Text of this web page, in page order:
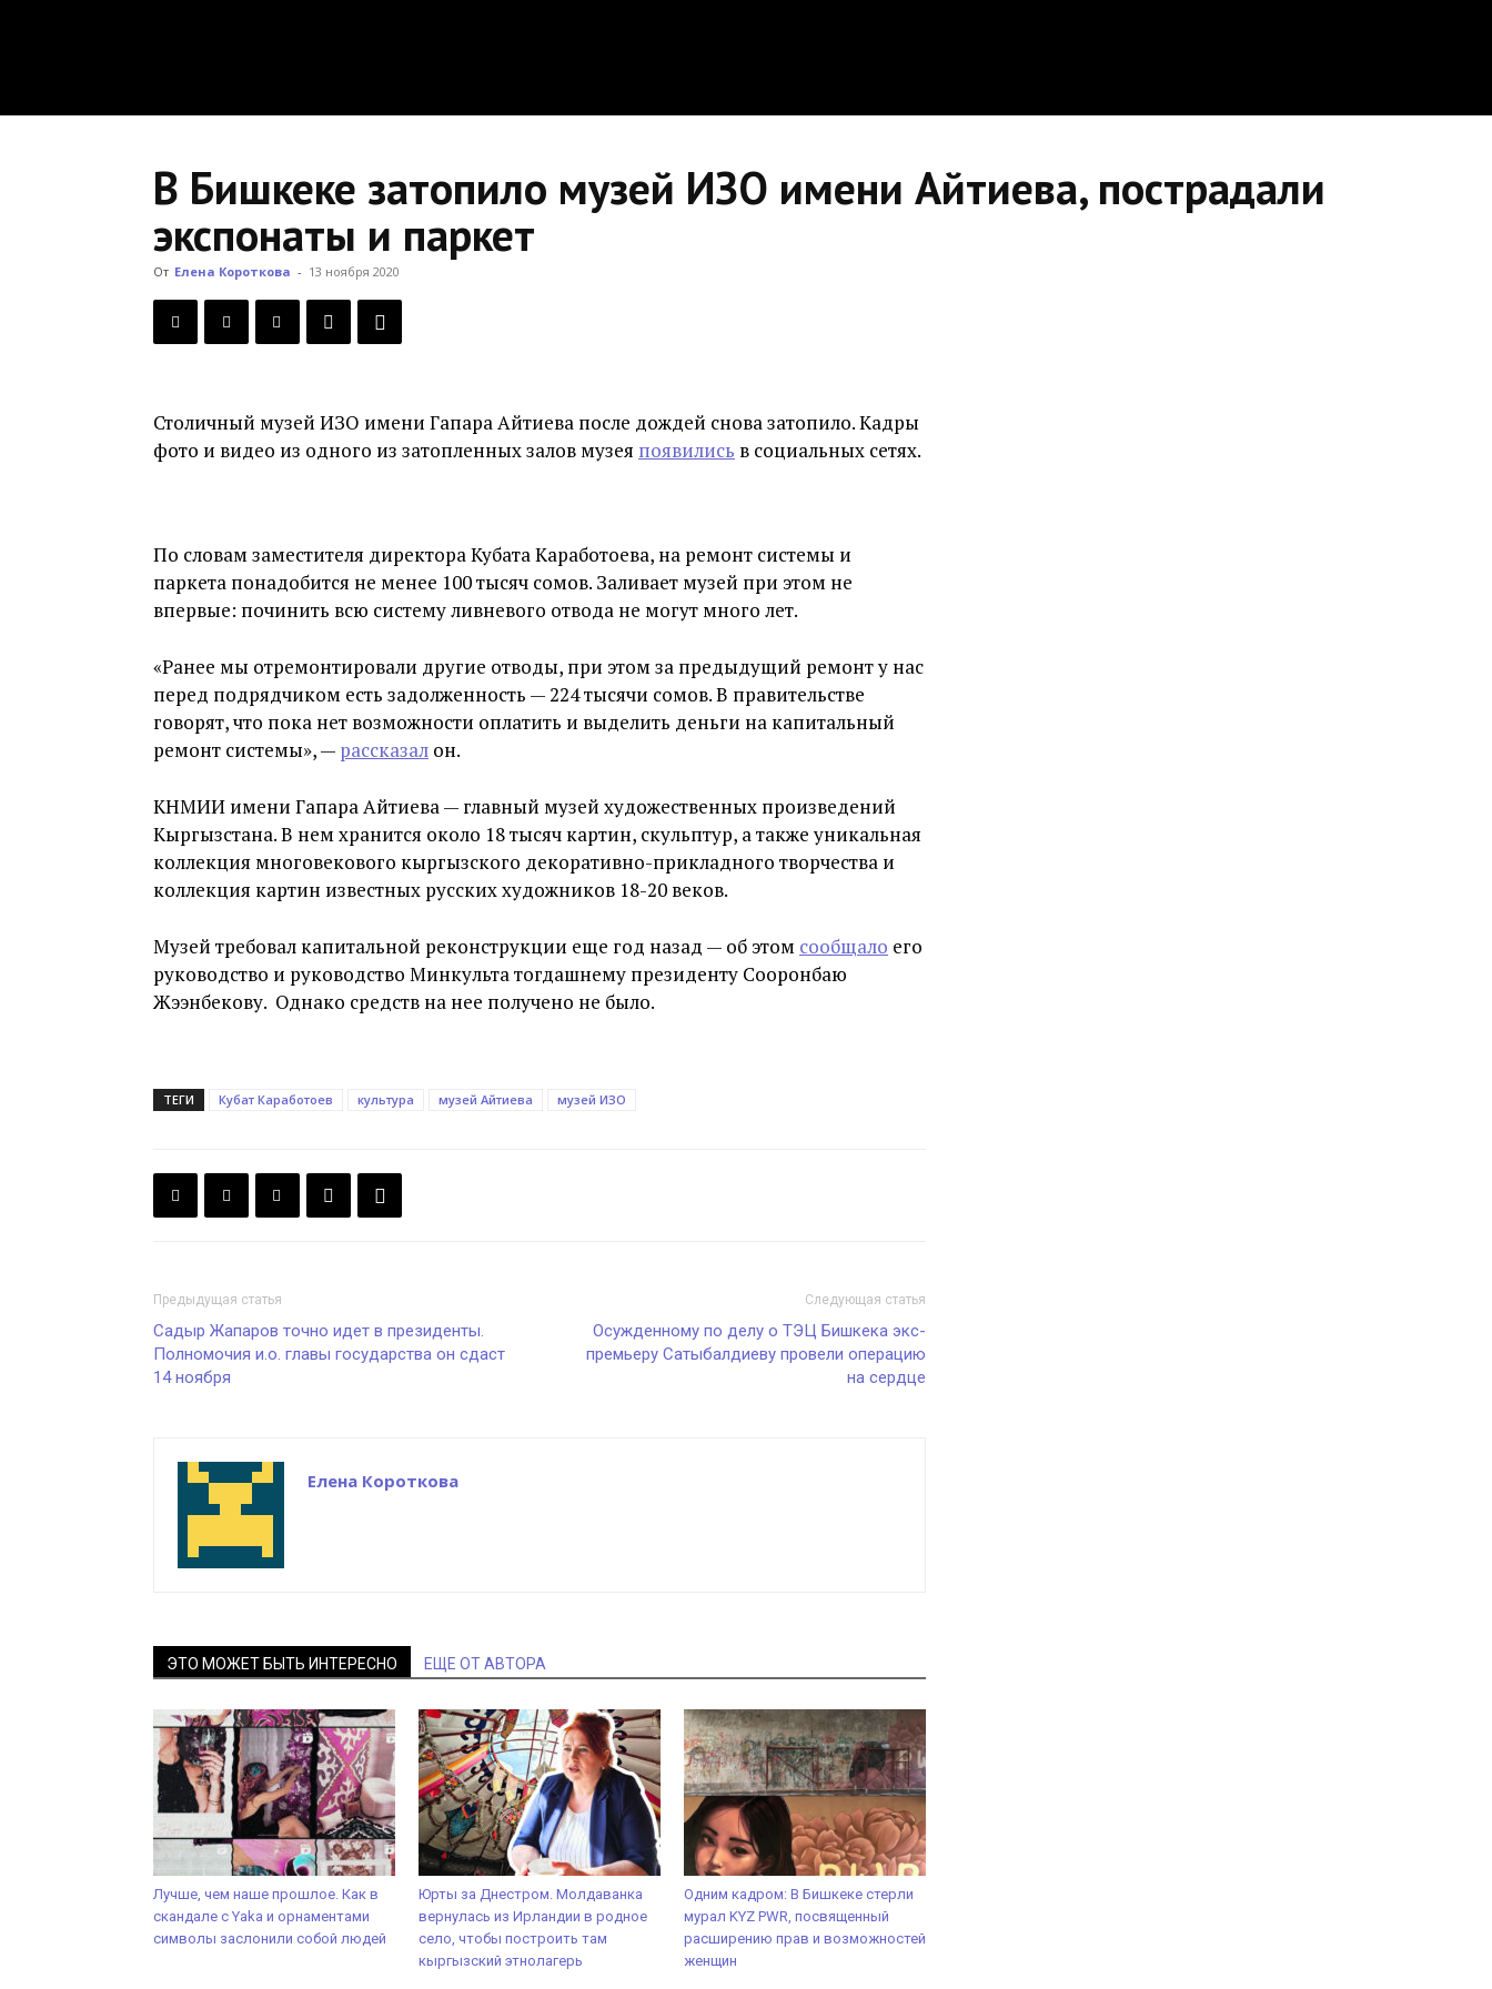
В Бишкеке затопило музей ИЗО имени Айтиева, пострадали
экспонаты и паркет
От Елена Короткова - 13 ноября 2020
Столичный музей ИЗО имени Гапара Айтиева после дождей снова затопило. Кадры
фото и видео из одного из затопленных залов музея появились в социальных сетях.
По словам заместителя директора Кубата Каработоева, на ремонт системы и
паркета понадобится не менее 100 тысяч сомов. Заливает музей при этом не
впервые: починить всю систему ливневого отвода не могут много лет.
«Ранее мы отремонтировали другие отводы, при этом за предыдущий ремонт у нас
перед подрядчиком есть задолженность — 224 тысячи сомов. В правительстве
говорят, что пока нет возможности оплатить и выделить деньги на капитальный
ремонт системы», — рассказал он.
КНМИИ имени Гапара Айтиева — главный музей художественных произведений
Кыргызстана. В нем хранится около 18 тысяч картин, скульптур, а также уникальная
коллекция многовекового кыргызского декоративно-прикладного творчества и
коллекция картин известных русских художников 18-20 веков.
Музей требовал капитальной реконструкции еще год назад — об этом сообщало его
руководство и руководство Минкульта тогдашнему президенту Сооронбаю
Жээнбекову. Однако средств на нее получено не было.
ТЕГИ Кубат Каработоев культура музей Айтиева музей ИЗО
Предыдущая статья
Садыр Жапаров точно идет в президенты.
Полномочия и.о. главы государства он сдаст
14 ноября
Следующая статья
Осужденному по делу о ТЭЦ Бишкека экс-
премьеру Сатыбалдиеву провели операцию
на сердце
Елена Короткова
ЭТО МОЖЕТ БЫТЬ ИНТЕРЕСНО ЕЩЕ ОТ АВТОРА
Лучше, чем наше прошлое. Как в
скандале с Yaka и орнаментами
символы заслонили собой людей
Юрты за Днестром. Молдаванка
вернулась из Ирландии в родное
село, чтобы построить там
кыргызский этнолагерь
Одним кадром: В Бишкеке стерли
мурал KYZ PWR, посвященный
расширению прав и возможностей
женщин